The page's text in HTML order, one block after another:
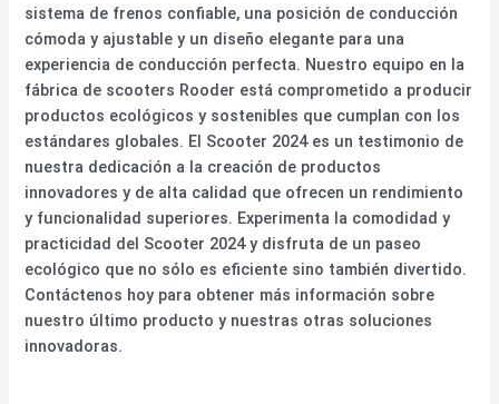
sistema de frenos confiable, una posición de conducción
cómoda y ajustable y un diseño elegante para una
experiencia de conducción perfecta. Nuestro equipo en la
fábrica de scooters Rooder está comprometido a producir
productos ecológicos y sostenibles que cumplan con los
estándares globales. El Scooter 2024 es un testimonio de
nuestra dedicación a la creación de productos
innovadores y de alta calidad que ofrecen un rendimiento
y funcionalidad superiores. Experimenta la comodidad y
practicidad del Scooter 2024 y disfruta de un paseo
ecológico que no sólo es eficiente sino también divertido.
Contáctenos hoy para obtener más información sobre
nuestro último producto y nuestras otras soluciones
innovadoras.